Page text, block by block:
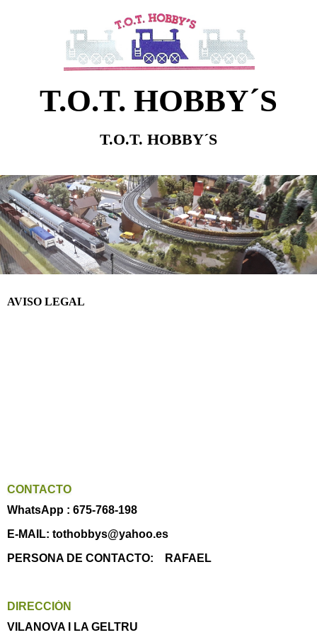
T.O.T. HOBBY´S
T.O.T. HOBBY´S
AVISO LEGAL
CONTACTO
WhatsApp : 675-768-198
E-MAIL: tothobbys@yahoo.es
PERSONA DE CONTACTO: RAFAEL
DIRECCIÓN
VILANOVA I LA GELTRU